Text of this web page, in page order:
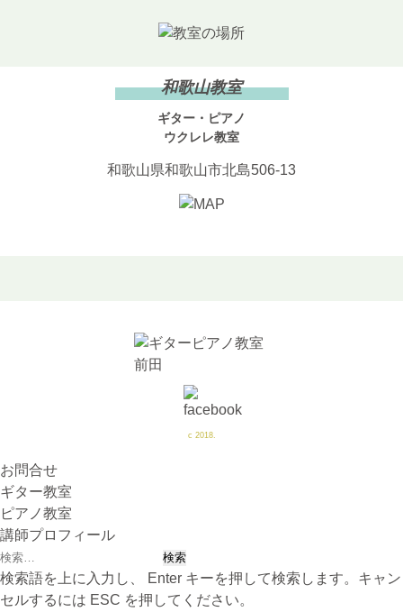
和歌山教室
ギター・ピアノ
ウクレレ教室
和歌山県和歌山市北島506-13
c 2018.
お問合せ
ギター教室
ピアノ教室
講師プロフィール
検
索:
検索語を上に入力し、 Enter キーを押して検索します。キャン
セルするには ESC を押してください。